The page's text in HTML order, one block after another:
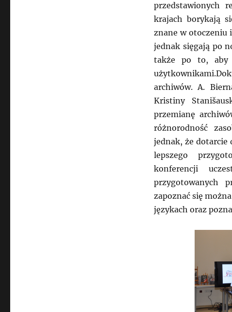
przedstawionych
krajach borykają
znane w otoczeniu
jednak sięgają po
także po to, aby
archiwów. A.
Kristiny
przemianę
różnorodność
jednak, że dotarcie
lepszego
konferencji
przygotowanych
zapoznać się
językach oraz